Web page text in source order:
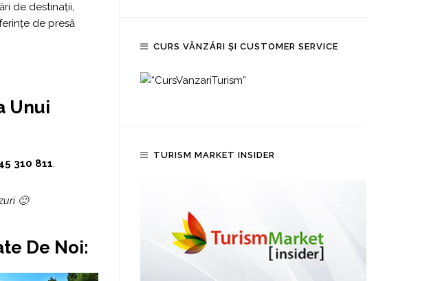
de destinații,
de presă
Unui
310 811.
🙂
De Noi:
CURS VÂNZĂRI ȘI CUSTOMER SERVICE
TURISM MARKET INSIDER